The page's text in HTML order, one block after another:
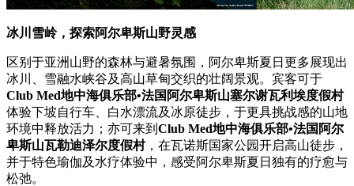
冰川雪岭，探索阿尔卑斯山野灵感
区别于亚洲山野的森林与避暑氛围，阿尔卑斯夏日更多展现出
冰川、雪融水峡谷及高山草甸交织的壮阔景观。宾客可于
Club Med地中海俱乐部•法国阿尔卑斯山塞尔谢瓦利埃度假村
体验下坡自行车、白水漂流及冰原徒步，于更具挑战感的山地
环境中释放活力；亦可来到 Club Med地中海俱乐部•法国阿尔
卑斯山瓦勒迪泽尔度假村，在瓦诺斯国家公园开启高山徒步，
并于特色瑜伽及水疗体验中，感受阿尔卑斯夏日独有的疗愈与
松弛。